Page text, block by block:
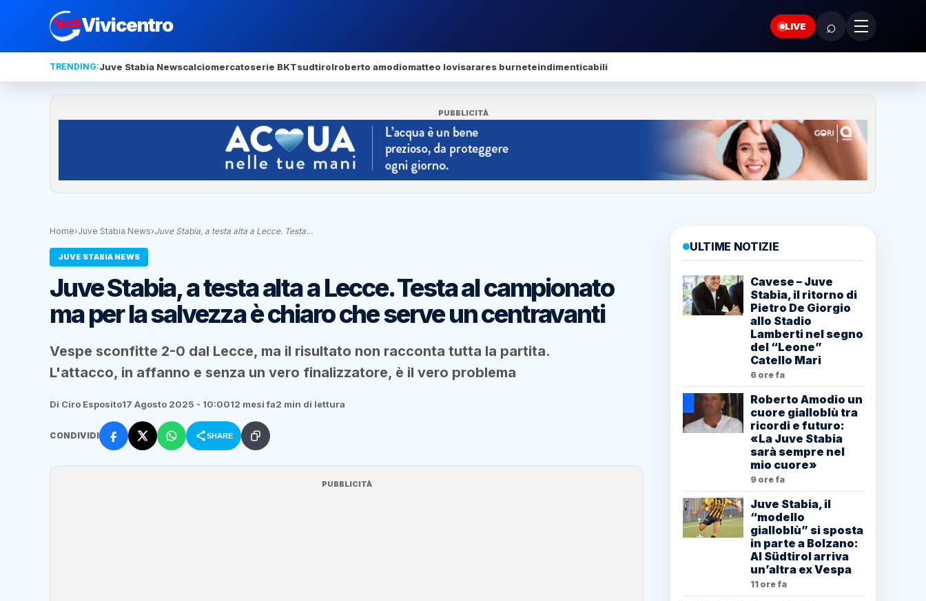
Vivicentro LIVE ⌕
TRENDING:Juve Stabia Newscalciomercatoserie BKTsudtirolroberto amodiomatteo lovisarares burneteindimenticabili
PUBBLICITÀ
Home›Juve Stabia News›Juve Stabia, a testa alta a Lecce. Testa…
JUVE STABIA NEWS
Juve Stabia, a testa alta a Lecce. Testa al campionato
ma per la salvezza è chiaro che serve un centravanti
Vespe sconfitte 2-0 dal Lecce, ma il risultato non racconta tutta la partita.
L'attacco, in affanno e senza un vero finalizzatore, è il vero problema
Di Ciro Esposito17 Agosto 2025 - 10:0012 mesi fa2 min di lettura
CONDIVIDI SHARE
PUBBLICITÀ
ULTIME NOTIZIE
Cavese – Juve
Stabia, il ritorno di
Pietro De Giorgio
allo Stadio
Lamberti nel segno
del “Leone”
Catello Mari
6 ore fa
Roberto Amodio un
cuore gialloblù tra
ricordi e futuro:
«La Juve Stabia
sarà sempre nel
mio cuore»
9 ore fa
Juve Stabia, il
“modello
gialloblù” si sposta
in parte a Bolzano:
Al Südtirol arriva
un’altra ex Vespa
11 ore fa